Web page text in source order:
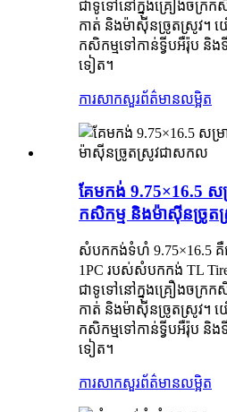
ជាទូទៅនៅក្នុងគ្រឿងចក្រក
កាត់ និងម៉ាស៊ីនច្រូតស្រូវ។
កសិកម្មទៅកាន់ទ្វីបអឺរ៉ុប និងទី
ទៀត។
ការសាកសួរព័ត៌មានលម្អិត
គែមកង់ 9.75×16.5 ស
កសិកម្ម និងម៉ាស៊ីនច្រូត
សំបកកង់ទំហំ 9.75×16.5 គឺ
1PC របស់សំបកកង់ TL Tire
ជាទូទៅនៅក្នុងគ្រឿងចក្រក
កាត់ និងម៉ាស៊ីនច្រូតស្រូវ។
កសិកម្មទៅកាន់ទ្វីបអឺរ៉ុប និងទី
ទៀត។
ការសាកសួរព័ត៌មានលម្អិត